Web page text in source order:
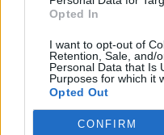
Opted In
I want to opt-out of
Retention, Sale, and/
Personal Data that Is
Purposes for which it
Opted Out
CONFIRM